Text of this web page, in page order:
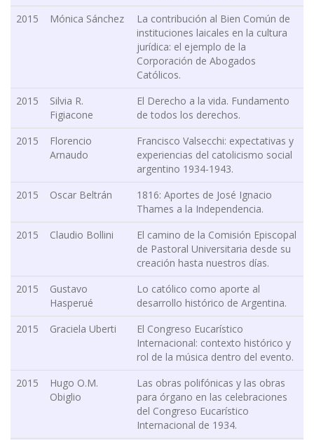
2015
Mónica Sánchez
La contribución al Bien Común de
instituciones laicales en la cultura
jurídica: el ejemplo de la
Corporación de Abogados
Católicos.
2015
Silvia R.
Figiacone
El Derecho a la vida. Fundamento
de todos los derechos.
2015
Florencio
Arnaudo
Francisco Valsecchi: expectativas y
experiencias del catolicismo social
argentino 1934-1943.
2015
Oscar Beltrán
1816: Aportes de José Ignacio
Thames a la Independencia.
2015
Claudio Bollini
El camino de la Comisión Episcopal
de Pastoral Universitaria desde su
creación hasta nuestros días.
2015
Gustavo
Hasperué
Lo católico como aporte al
desarrollo histórico de Argentina.
2015
Graciela Uberti
El Congreso Eucarístico
Internacional: contexto histórico y
rol de la música dentro del evento.
2015
Hugo O.M.
Obiglio
Las obras polifónicas y las obras
para órgano en las celebraciones
del Congreso Eucarístico
Internacional de 1934.